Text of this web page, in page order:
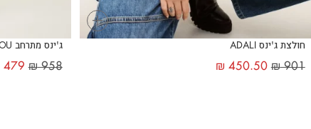
+
חולצת ג'ינס ADALI
₪901
₪ 450.50
ג'ינס מתרחב BADOU
₪958
479